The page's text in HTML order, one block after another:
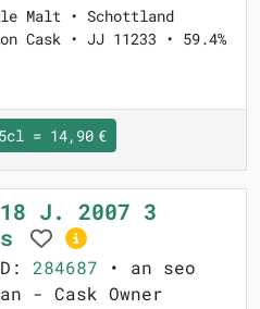
Malt • Schottland
Cask • JJ 11233 • 59.4%
5cl = 14,90 €
J. 2007 3
284687 • an seo
- Cask Owner